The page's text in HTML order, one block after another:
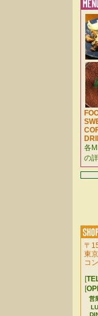
各
の
〒
東
コ
[
[
営